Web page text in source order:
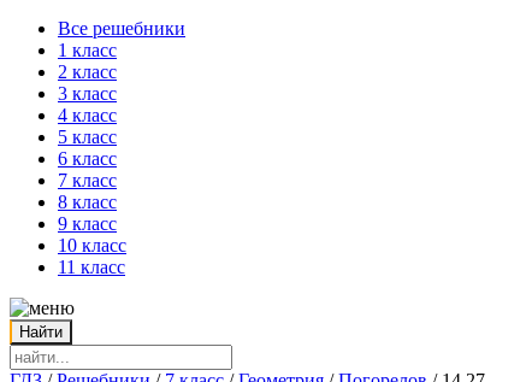
Все решебники
1 класс
2 класс
3 класс
4 класс
5 класс
6 класс
7 класс
8 класс
9 класс
10 класс
11 класс